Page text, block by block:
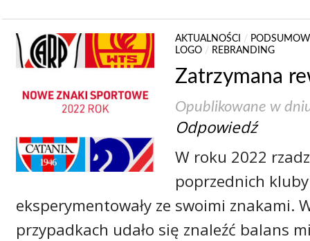
AKTUALNOŚCI /
LOGO/ REBRANDING
Zatrzymana
Opublikowane w
Odpowiedź
W roku 2022
poprzednich
eksperymentowały ze swoimi znakami.
przypadkach udało się znaleźć balans